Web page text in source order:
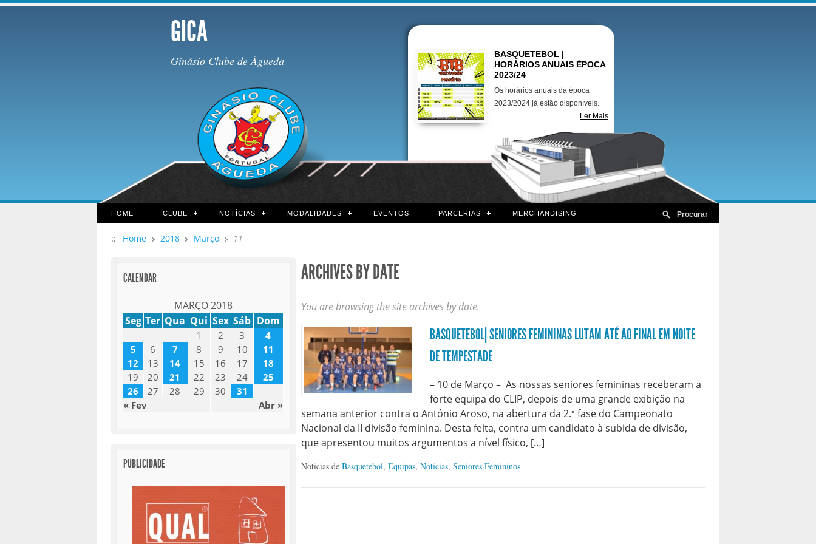
GICA
Ginásio Clube de Águeda
BASQUETEBOL |
HORÁRIOS ANUAIS ÉPOCA
2023/24
Os horários anuais da época
2023/2024 já estão disponíveis.
Ler Mais
HOME CLUBE NOTÍCIAS MODALIDADES EVENTOS PARCERIAS MERCHANDISING
:: Home 2018 Março 11
ARCHIVES BY DATE
You are browsing the site archives by date.
BASQUETEBOL| SENIORES FEMININAS LUTAM ATÉ AO FINAL EM NOITE
DE TEMPESTADE
– 10 de Março – As nossas seniores femininas receberam a
forte equipa do CLIP, depois de uma grande exibição na
semana anterior contra o António Aroso, na abertura da 2.ª fase do Campeonato
Nacional da II divisão feminina. Desta feita, contra um candidato à subida de divisão,
que apresentou muitos argumentos a nível físico, […]
Noticias de Basquetebol, Equipas, Notícias, Seniores Femininos
CALENDAR
MARÇO 2018
Seg Ter Qua Qui Sex Sáb Dom
« Fev Abr »
1 2 3
4
5
6 7 8 9 10
11
12
13 14 15 16 17
18
19
20 21 22 23 24
25
26
27 28 29 30 31
PUBLICIDADE